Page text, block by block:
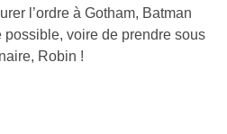
l’ordre à Gotham, Batman
possible, voire de prendre sous
Robin !